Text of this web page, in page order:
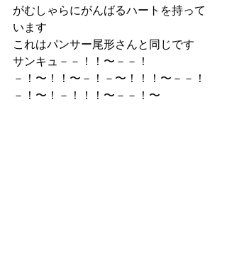
がむしゃらにがんばるハートを持って
います
これはパンサー尾形さんと同じです
サンキュ－－！！〜－－！
－！〜！！〜－！－〜！！！〜－－！
－！〜！－！！！〜－－！〜